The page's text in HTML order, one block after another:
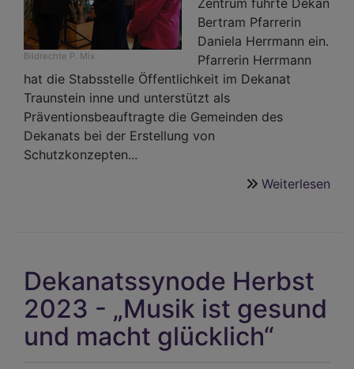
Bildrechte P. Mix
Zentrum führte Dekan
Bertram Pfarrerin
Daniela Herrmann ein.
Pfarrerin Herrmann
hat die Stabsstelle Öffentlichkeit im Dekanat
Traunstein inne und unterstützt als
Präventionsbeauftragte die Gemeinden des
Dekanats bei der Erstellung von
Schutzkonzepten...
Weiterlesen
Dekanatssynode Herbst
2023 - „Musik ist gesund
und macht glücklich“